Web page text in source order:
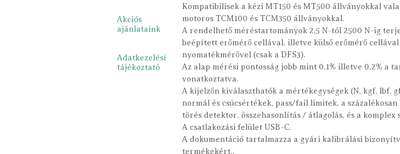
Akciós
ajánlataink
Adatkezelési
tájékoztató
Kompatibilisek a kézi MT150 és MT500 állványokkal
motoros TCM100 és TCM350 állványokkal.
A rendelhető méréstartományok 2,5 N-tól 2500 N-ig
beépített erőmérő cellával, illetve külső erőmérő cellával
nyomatékmérővel (csak a DFS3).
Az alap mérési pontosság jobb mint 0,1% illetve 0,2% a
vonatkoztatva.
A kijelzőn kiválaszthatók a mértékegységek (N, kgf, lbf,
normál és csúcsértékek, pass/fail limitek, a
törés detektor, összehasonlítás / átlagolás, és a
A csatlakozási felület USB-C.
A dokumentáció tartalmazza a gyári kalibrálási
termékekért..